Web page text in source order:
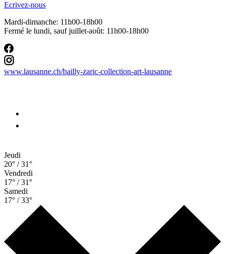
Ecrivez-nous
Mardi-dimanche: 11h00-18h00
Fermé le lundi, sauf juillet-août: 11h00-18h00
www.lausanne.ch/bailly-zaric-collection-art-lausanne
Jeudi
20° / 31°
Vendredi
17° / 31°
Samedi
17° / 33°